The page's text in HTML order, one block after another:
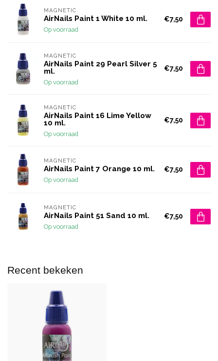
MAGNETIC
AirNails Paint 1 White 10 ml.
Op voorraad
€7,50
MAGNETIC
AirNails Paint 29 Pearl Silver 5
ml.
Op voorraad
€7,50
MAGNETIC
AirNails Paint 16 Lime Yellow
10 ml.
Op voorraad
€7,50
MAGNETIC
AirNails Paint 7 Orange 10 ml.
Op voorraad
€7,50
MAGNETIC
AirNails Paint 51 Sand 10 ml.
Op voorraad
€7,50
Recent bekeken